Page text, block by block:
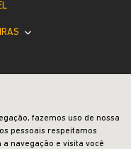
fazemos uso de nossa
pessoais respeitamos
a navegação e visita você